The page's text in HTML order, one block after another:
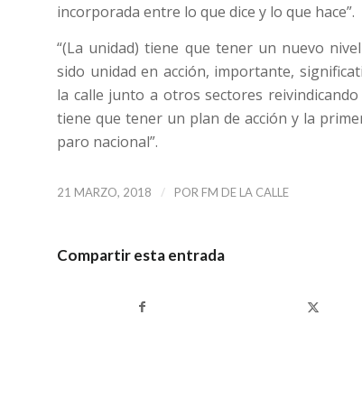
incorporada entre lo que dice y lo que hace”.
“(La unidad) tiene que tener un nuevo
sido unidad en acción, importante,
la calle junto a otros sectores
tiene que tener un plan de acción y la
paro nacional”.
21 MARZO, 2018 / POR FM DE LA CALLE
Compartir esta entrada